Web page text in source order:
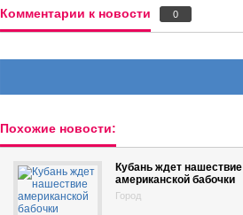
Комментарии к новости 0
Похожие новости:
Кубань ждет нашествие
американской бабочки
Город